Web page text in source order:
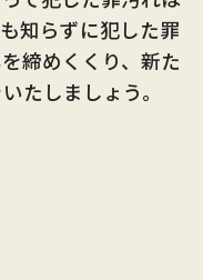
知らずに犯した罪
締めくくり、新た
たしましょう。